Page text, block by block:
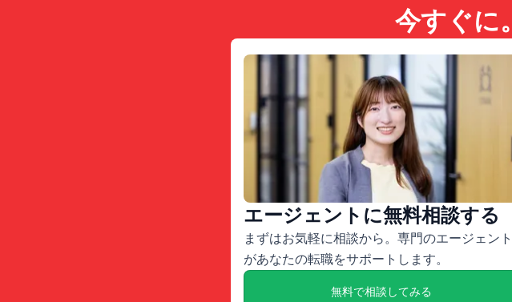
今すぐに。
エージェントに無料相談する
まずはお気軽に相談から。専門のエージェント
があなたの転職をサポートします。
無料で相談してみる